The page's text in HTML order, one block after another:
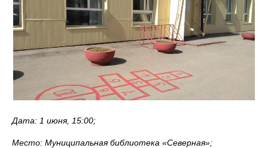
Дата: 1 июня, 15:00;
Место: Муниципальная библиотека «Северная»;